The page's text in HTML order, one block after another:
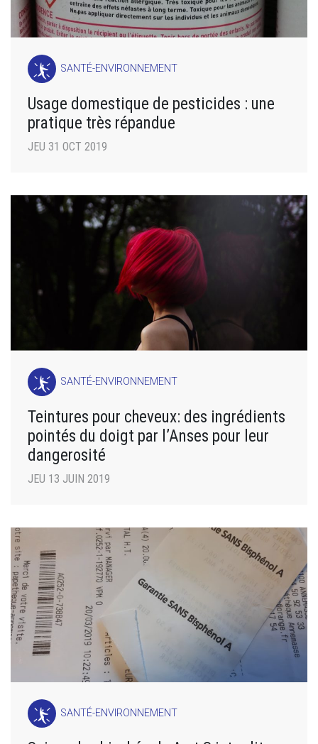
SANTÉ-ENVIRONNEMENT
Usage domestique de pesticides : une
pratique très répandue
JEU 31 OCT 2019
SANTÉ-ENVIRONNEMENT
Teintures pour cheveux: des ingrédients
pointés du doigt par l’Anses pour leur
dangerosité
JEU 13 JUIN 2019
SANTÉ-ENVIRONNEMENT